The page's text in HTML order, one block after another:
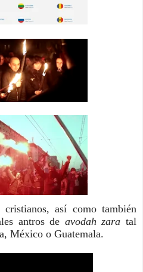
así como también
antros de avodah zara tal
México o Guatemala.